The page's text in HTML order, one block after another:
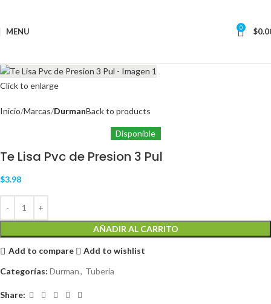
MENU 0 $
Click to enlarge
Inicio Marcas DurmanBack to products
Disponible
Te Lisa Pvc de Presion 3 Pul
$3.98
AÑADIR AL CARRITO
Add to compare
Add to wishlist
Categorías: Durman, Tuberia
Share: